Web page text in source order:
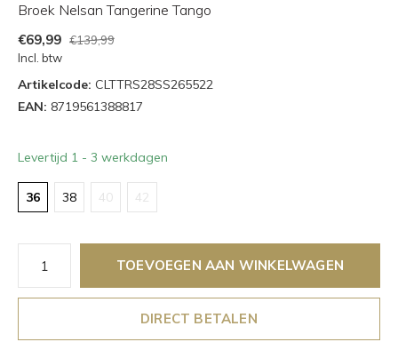
Broek Nelsan Tangerine Tango
€69,99 €139,99
Incl. btw
Artikelcode: CLTTRS28SS265522
EAN: 8719561388817
Levertijd 1 - 3 werkdagen
36 38 40 42
TOEVOEGEN AAN WINKELWAGEN
DIRECT BETALEN